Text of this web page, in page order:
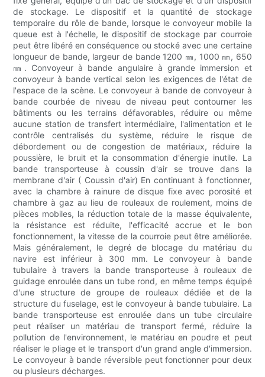
de stockage. Le dispositif et la quantité de stockage
temporaire du rôle de bande, lorsque le convoyeur mobile la
queue est à l'échelle, le dispositif de stockage par courroie
peut être libéré en conséquence ou stocké avec une certaine
longueur de bande, largeur de bande 1200 ㎜, 1000 ㎜, 650
㎜. Convoyeur à bande angulaire à grande immersion et
convoyeur à bande vertical selon les exigences de l'état de
l'espace de la scène. Le convoyeur à bande de convoyeur à
bande courbée de niveau de niveau peut contourner les
bâtiments ou les terrains défavorables, réduire ou même
aucune station de transfert intermédiaire, l'alimentation et le
contrôle centralisés du système, réduire le risque de
débordement ou de congestion de matériaux, réduire la
poussière, le bruit et la consommation d'énergie inutile. La
bande transporteuse à coussin d'air se trouve dans la
membrane d'air ( Coussin d'air) En continuant à fonctionner,
avec la chambre à rainure de disque fixe avec porosité et
chambre à gaz au lieu de rouleaux de roulement, moins de
pièces mobiles, la réduction totale de la masse équivalente,
la résistance est réduite, l'efficacité accrue et le bon
fonctionnement, la vitesse de la courroie peut être améliorée.
Mais généralement, le degré de blocage du matériau du
navire est inférieur à 300 mm. Le convoyeur à bande
tubulaire à travers la bande transporteuse à rouleaux de
guidage enroulée dans un tube rond, en même temps équipé
d'une structure de groupe de rouleaux dédiée et de la
structure du fuselage, est le convoyeur à bande tubulaire. La
bande transporteuse est enroulée dans un tube circulaire
peut réaliser un matériau de transport fermé, réduire la
pollution de l'environnement, le matériau en poudre et peut
réaliser le pliage et le transport d'un grand angle d'immersion.
Le convoyeur à bande réversible peut fonctionner pour deux
ou plusieurs décharges.